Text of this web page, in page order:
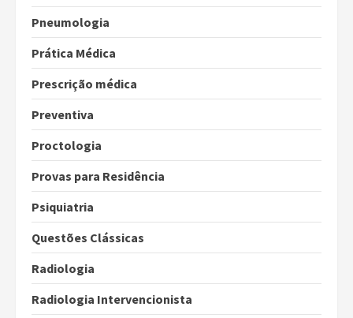
Pneumologia
Prática Médica
Prescrição médica
Preventiva
Proctologia
Provas para Residência
Psiquiatria
Questões Clássicas
Radiologia
Radiologia Intervencionista